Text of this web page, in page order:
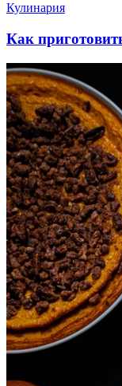
Кулинария
Как